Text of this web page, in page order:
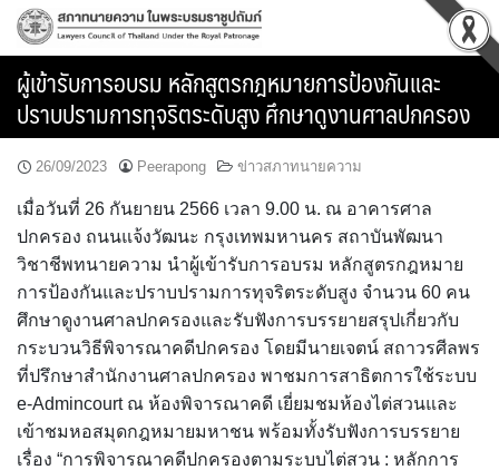
Skip
content
ผู้เข้ารับการอบรม หลักสูตรกฎหมายการป้องกันและ
ปราบปรามการทุจริตระดับสูง ศึกษาดูงานศาลปกครอง
26/09/2023 Peerapong ข่าวสภาทนายความ
เมื่อวันที่ 26 กันยายน 2566 เวลา 9.00 น. ณ อาคารศาล
ปกครอง ถนนแจ้งวัฒนะ กรุงเทพมหานคร สถาบันพัฒนา
วิชาชีพทนายความ นำผู้เข้ารับการอบรม หลักสูตรกฎหมาย
การป้องกันและปราบปรามการทุจริตระดับสูง จำนวน 60 คน
ศึกษาดูงานศาลปกครองและรับฟังการบรรยายสรุปเกี่ยวกับ
กระบวนวิธีพิจารณาคดีปกครอง โดยมีนายเจตน์ สถาวรศีลพร
ที่ปรึกษาสำนักงานศาลปกครอง พาชมการสาธิตการใช้ระบบ
e-Admincourt ณ ห้องพิจารณาคดี เยี่ยมชมห้องไต่สวนและ
เข้าชมหอสมุดกฎหมายมหาชน พร้อมทั้งรับฟังการบรรยาย
เรื่อง “การพิจารณาคดีปกครองตามระบบไต่สวน : หลักการ